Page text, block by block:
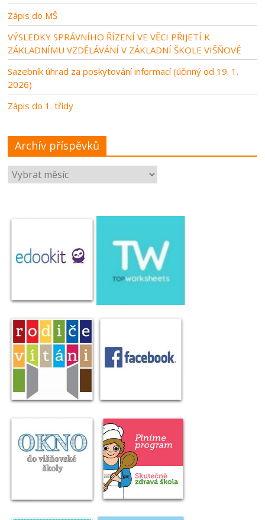
Zápis do MŠ
VÝSLEDKY SPRÁVNÍHO ŘÍZENÍ VE VĚCI PŘIJETÍ K
ZÁKLADNÍMU VZDĚLÁVÁNÍ V ZÁKLADNÍ ŠKOLE VIŠŇOVÉ
Sazebník úhrad za poskytování informací (účinný od 19. 1.
2026)
Zápis do 1. třídy
Archív příspěvků